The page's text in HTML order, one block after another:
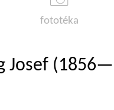
fototéka
Josef